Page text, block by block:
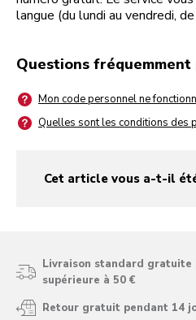
langue (du lundi au vendredi,
Questions fréquemment
Mon code personnel ne
Quelles sont les conditions des
Cet article vous a-t-il
yes
no
Livraison standard gratuite
supérieure à 50 €
Retour gratuit pendant 14